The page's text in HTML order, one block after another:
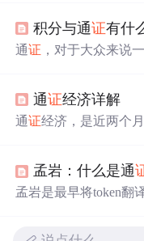
和投资标
方面，它似乎又很难
义上讲清楚什么是“通
通 证等等一系列概念
积分与通证有什
通证 ，对于大众来说
识，是因为以太坊及
准，任何人都可以在
币“，只是与积分相比
通证经济详解
通证经济，是近两个
景。通证 经济会是怎
什么联系，与传统经
孟岩：什么是通
孟岩是最早将token翻